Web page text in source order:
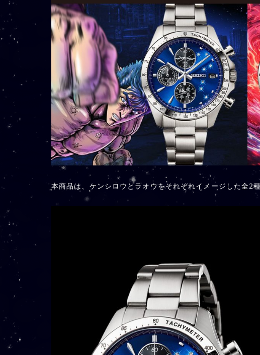
本商品は、ケンシロウとラオウをそれぞれイメージした全2